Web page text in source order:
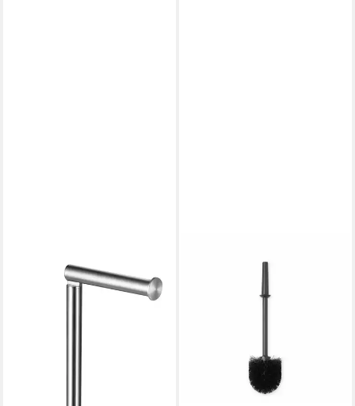
WC-Garnitur Toilettenbürste
Edelstahl Schwarz